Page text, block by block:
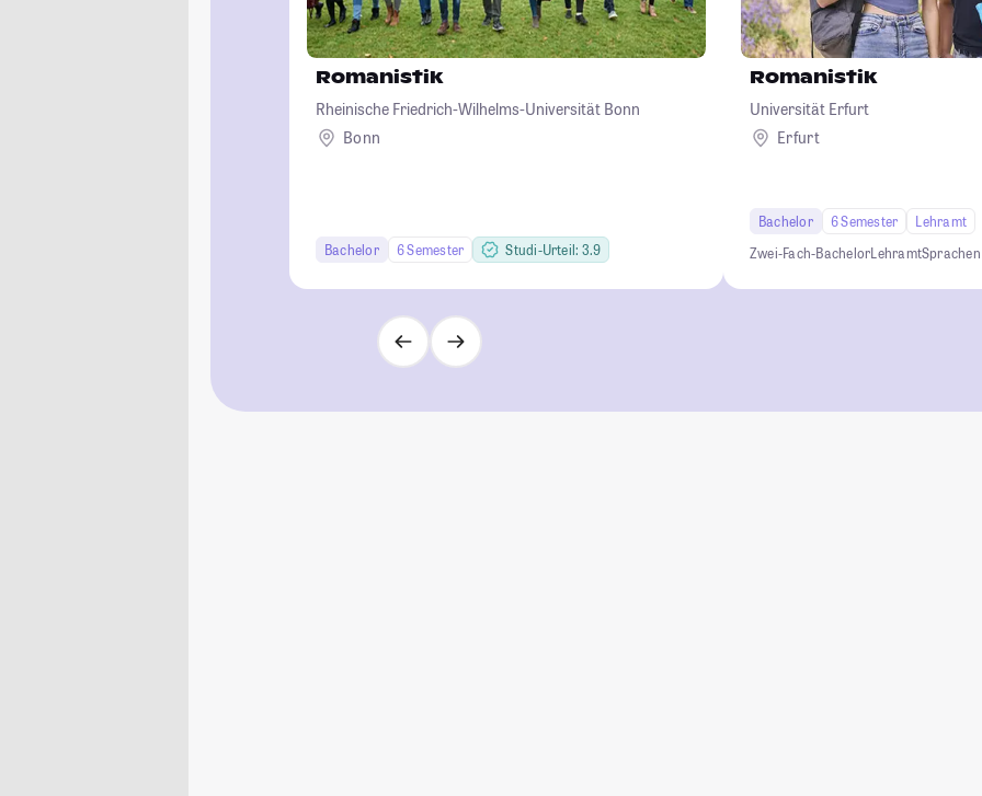
Romanistik
Rheinische Friedrich-Wilhelms-Universität Bonn
Bonn
Bachelor 6 Semester Studi-Urteil: 3.9
Romanistik
Universität Erfurt
Erfurt
Bachelor 6 Semester
Lehramt
Zwei-Fach-BachelorLehramtSprachen